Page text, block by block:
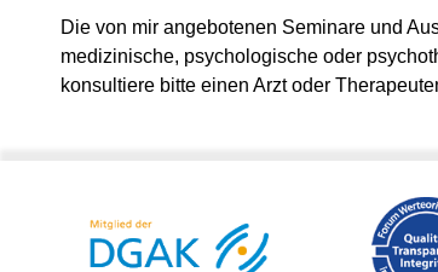
Die von mir angebotenen Seminare und
medizinische, psychologische oder
konsultiere bitte einen Arzt oder